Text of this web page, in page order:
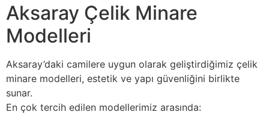
Aksaray Çelik Minare
Modelleri
Aksaray’daki camilere uygun olarak geliştirdiğimiz çelik
minare modelleri, estetik ve yapı güvenliğini birlikte
sunar.
En çok tercih edilen modellerimiz arasında: